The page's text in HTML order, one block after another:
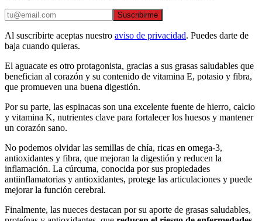
Suscribirme
Al suscribirte aceptas nuestro aviso de privacidad. Puedes darte de
baja cuando quieras.
El aguacate es otro protagonista, gracias a sus grasas saludables que
benefician al corazón y su contenido de vitamina E, potasio y fibra,
que promueven una buena digestión.
Por su parte, las espinacas son una excelente fuente de hierro, calcio
y vitamina K, nutrientes clave para fortalecer los huesos y mantener
un corazón sano.
No podemos olvidar las semillas de chía, ricas en omega-3,
antioxidantes y fibra, que mejoran la digestión y reducen la
inflamación. La cúrcuma, conocida por sus propiedades
antiinflamatorias y antioxidantes, protege las articulaciones y puede
mejorar la función cerebral.
Finalmente, las nueces destacan por su aporte de grasas saludables,